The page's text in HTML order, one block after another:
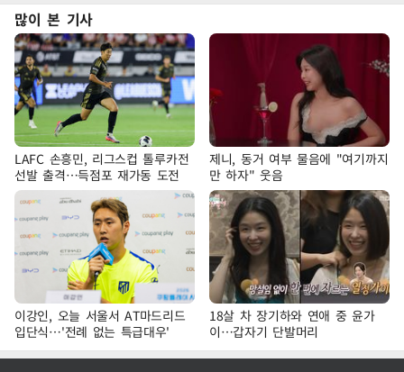
많이 본 기사
LAFC 손흥민, 리그스컵 톨루카전
선발 출격…득점포 재가동 도전
제니, 동거 여부 물음에 "여기까지
만 하자" 웃음
이강인, 오늘 서울서 AT마드리드
입단식…'전례 없는 특급대우'
18살 차 장기하와 연애 중 윤가
이…갑자기 단발머리